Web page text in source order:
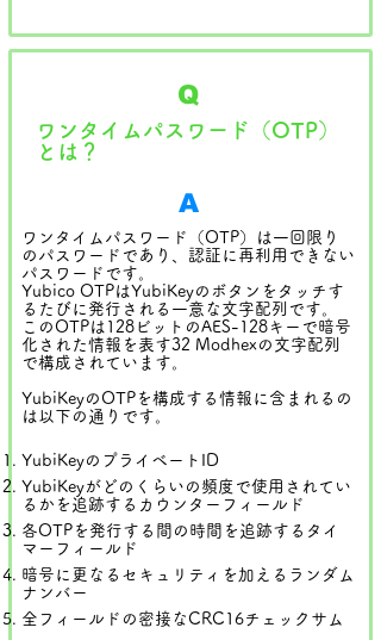
Q
ワンタイムパスワード（OTP）
とは？
A
ワンタイムパスワード（OTP）は一回限り
のパスワードであり、認証に再利用できない
パスワードです。
Yubico OTPはYubiKeyのボタンをタッチす
るたびに発行される一意な文字配列です。
このOTPは128ビットのAES-128キーで暗号
化された情報を表す32 Modhexの文字配列
で構成されています。
YubiKeyのOTPを構成する情報に含まれるの
は以下の通りです。
YubiKeyのプライベートID
YubiKeyがどのくらいの頻度で使用されてい
るかを追跡するカウンターフィールド
各OTPを発行する間の時間を追跡するタイ
マーフィールド
暗号に更なるセキュリティを加えるランダム
ナンバー
全フィールドの密接なCRC16チェックサム